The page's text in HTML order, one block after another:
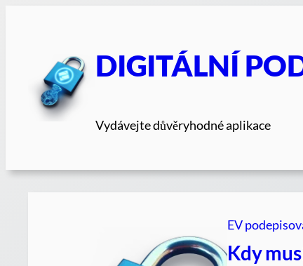
DIGITÁLNÍ
Vydávejte důvěryhodné aplikace
EV
Kdy